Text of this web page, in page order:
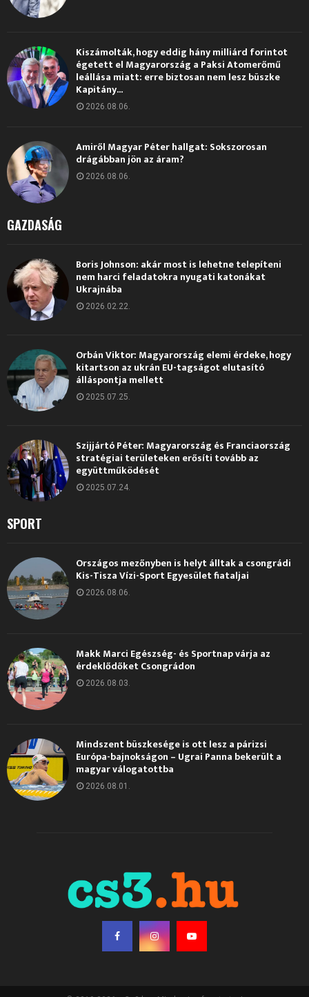
Kiszámolták, hogy eddig hány milliárd forintot
égetett el Magyarország a Paksi Atomerőmű
leállása miatt: erre biztosan nem lesz büszke
Kapitány...
2026.08.06.
Amiről Magyar Péter hallgat: Sokszorosan
drágábban jön az áram?
2026.08.06.
GAZDASÁG
Boris Johnson: akár most is lehetne telepíteni
nem harci feladatokra nyugati katonákat
Ukrajnába
2026.02.22.
Orbán Viktor: Magyarország elemi érdeke, hogy
kitartson az ukrán EU-tagságot elutasító
álláspontja mellett
2025.07.25.
Szijjártó Péter: Magyarország és Franciaország
stratégiai területeken erősíti tovább az
együttműködését
2025.07.24.
SPORT
Országos mezőnyben is helyt álltak a csongrádi
Kis-Tisza Vízi-Sport Egyesület fiataljai
2026.08.06.
Makk Marci Egészség- és Sportnap várja az
érdeklődőket Csongrádon
2026.08.03.
Mindszent büszkesége is ott lesz a párizsi
Európa-bajnokságon – Ugrai Panna bekerült a
magyar válogatottba
2026.08.01.